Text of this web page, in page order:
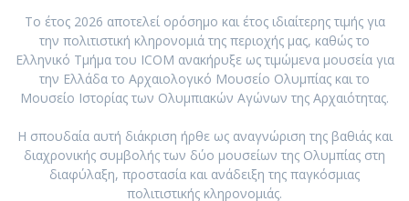
Το έτος 2026 αποτελεί ορόσημο και έτος ιδιαίτερης τιμής για
την πολιτιστική κληρονομιά της περιοχής μας, καθώς το
Ελληνικό Τμήμα του ICOM ανακήρυξε ως τιμώμενα μουσεία για
την Ελλάδα το Αρχαιολογικό Μουσείο Ολυμπίας και το
Μουσείο Ιστορίας των Ολυμπιακών Αγώνων της Αρχαιότητας.
Η σπουδαία αυτή διάκριση ήρθε ως αναγνώριση της βαθιάς και
διαχρονικής συμβολής των δύο μουσείων της Ολυμπίας στη
διαφύλαξη, προστασία και ανάδειξη της παγκόσμιας
πολιτιστικής κληρονομιάς.